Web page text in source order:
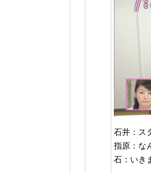
石井：ス
指原：な
石：いき